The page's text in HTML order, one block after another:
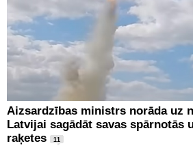
Aizsardzības ministrs norāda uz
Latvijai sagādāt savas spārnotās
raķetes
11